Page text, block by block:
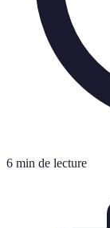
6 min de lecture